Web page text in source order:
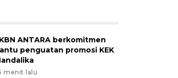
ANTARA berkomitmen
penguatan promosi KEK
menit lalu